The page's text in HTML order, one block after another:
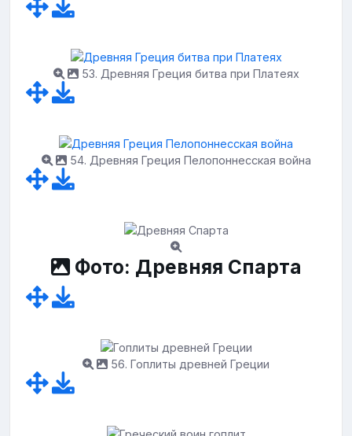
53. Древняя Греция битва при Платеях
54. Древняя Греция Пелопоннесская война
Фото: Древняя Спарта
56. Гоплиты древней Греции